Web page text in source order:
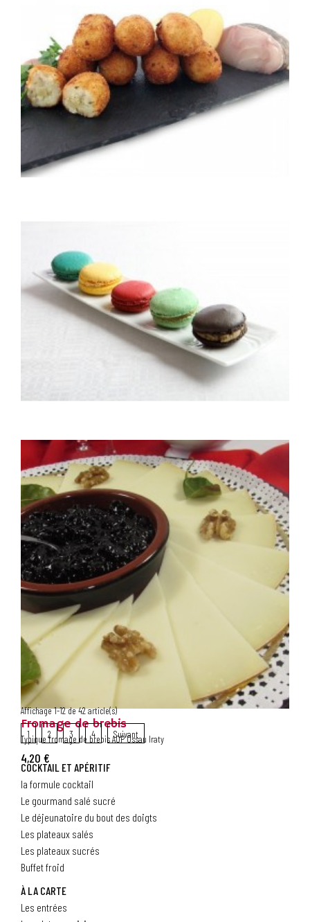
COCKTAIL ET APÉRITIF
la formule cocktail
Le gourmand salé sucré
Le déjeunatoire du bout des doigts
Les plateaux salés
Les plateaux sucrés
Buffet froid
À LA CARTE
Les entrées
Macarons traditionnels maison
Macaron maison par 7 ou par 15 pièces
15,00 €
Fromage de brebis
Typique fromage de brebis AOP Ossau Iraty
4,20 €
Affichage 1-12 de 42 article(s)
1
2 3 4 Suivant